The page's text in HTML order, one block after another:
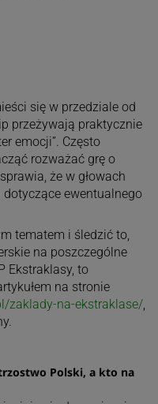
się w przedziale od
przeżywają praktycznie
emocji”. Często
rozważać grę o
że w głowach
ewentualnego
tematem i śledzić to,
na poszczególne
Ekstraklasy, to
na stronie
zaklady-na-ekstraklase/,
Polski, a kto na